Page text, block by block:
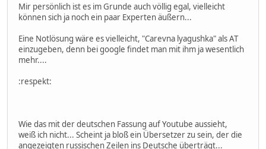
Mir persönlich ist es im Grunde auch völlig egal, vielleicht
können sich ja noch ein paar Experten äußern...
Eine Notlösung wäre es vielleicht, "Carevna lyagushka" als AT
einzugeben, denn bei google findet man mit ihm ja wesentlich
mehr....
:respekt:
Wie das mit der deutschen Fassung auf Youtube aussieht,
weiß ich nicht... Scheint ja bloß ein Übersetzer zu sein, der die
angezeigten russischen Zeilen ins Deutsche überträgt...